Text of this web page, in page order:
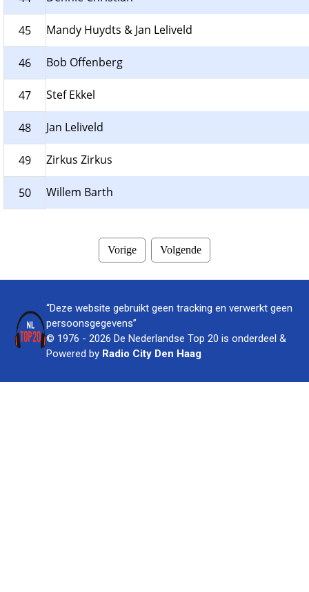
45 Mandy Huydts & Jan Leliveld
46 Bob Offenberg
47 Stef Ekkel
48 Jan Leliveld
49 Zirkus Zirkus
50 Willem Barth
Vorige Volgende
“Deze website gebruikt geen tracking en verwerkt geen
persoonsgegevens”
© 1976 - 2026 De Nederlandse Top 20 is onderdeel &
Powered by Radio City Den Haag